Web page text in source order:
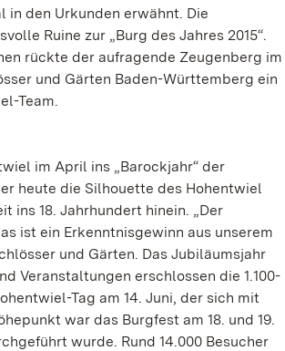
in den Urkunden erwähnt. Die
Ruine zur „Burg des Jahres 2015“.
rückte der aufragende Zeugenberg im
und Gärten Baden-Württemberg ein
Team.
im April ins „Barockjahr“ der
heute die Silhouette des Hohentwiel
ins 18. Jahrhundert hinein. „Der
ist ein Erkenntnisgewinn aus unserem
und Gärten. Das Jubiläumsjahr
Veranstaltungen erschlossen die 1.100-
Tag am 14. Juni, der sich mit
war das Burgfest am 18. und 19.
wurde. Rund 14.000 Besucher